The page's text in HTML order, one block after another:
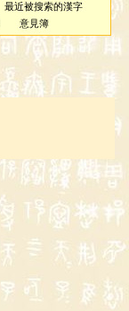
最近被搜索的漢字
意見簿